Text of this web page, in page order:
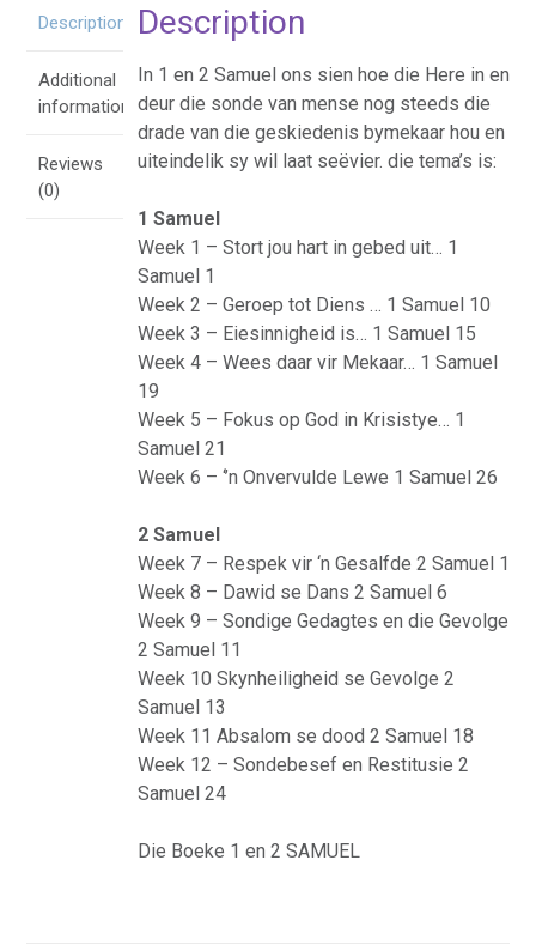
Description
Additional
information
Reviews
(0)
Description
In 1 en 2 Samuel ons sien hoe die Here in en
deur die sonde van mense nog steeds die
drade van die geskiedenis bymekaar hou en
uiteindelik sy wil laat seëvier. die tema’s is:
1 Samuel
Week 1 – Stort jou hart in gebed uit… 1
Samuel 1
Week 2 – Geroep tot Diens … 1 Samuel 10
Week 3 – Eiesinnigheid is… 1 Samuel 15
Week 4 – Wees daar vir Mekaar… 1 Samuel
19
Week 5 – Fokus op God in Krisistye… 1
Samuel 21
Week 6 – ‘’n Onvervulde Lewe 1 Samuel 26
2 Samuel
Week 7 – Respek vir ‘n Gesalfde 2 Samuel 1
Week 8 – Dawid se Dans 2 Samuel 6
Week 9 – Sondige Gedagtes en die Gevolge
2 Samuel 11
Week 10 Skynheiligheid se Gevolge 2
Samuel 13
Week 11 Absalom se dood 2 Samuel 18
Week 12 – Sondebesef en Restitusie 2
Samuel 24
Die Boeke 1 en 2 SAMUEL